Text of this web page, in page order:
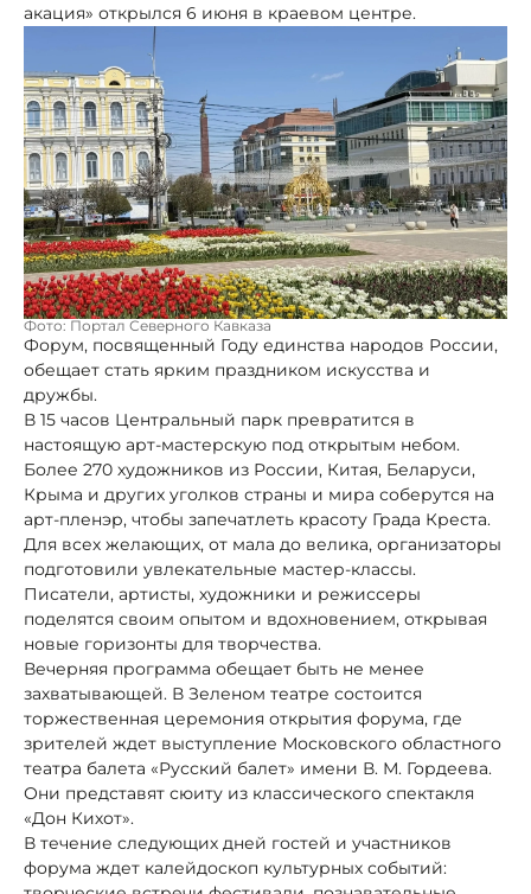
акация» открылся 6 июня в краевом центре.
Фото: Портал Северного Кавказа
Форум, посвященный Году единства народов России,
обещает стать ярким праздником искусства и
дружбы.
В 15 часов Центральный парк превратится в
настоящую арт-мастерскую под открытым небом.
Более 270 художников из России, Китая, Беларуси,
Крыма и других уголков страны и мира соберутся на
арт-пленэр, чтобы запечатлеть красоту Града Креста.
Для всех желающих, от мала до велика, организаторы
подготовили увлекательные мастер-классы.
Писатели, артисты, художники и режиссеры
поделятся своим опытом и вдохновением, открывая
новые горизонты для творчества.
Вечерняя программа обещает быть не менее
захватывающей. В Зеленом театре состоится
торжественная церемония открытия форума, где
зрителей ждет выступление Московского областного
театра балета «Русский балет» имени В. М. Гордеева.
Они представят сюиту из классического спектакля
«Дон Кихот».
В течение следующих дней гостей и участников
форума ждет калейдоскоп культурных событий: